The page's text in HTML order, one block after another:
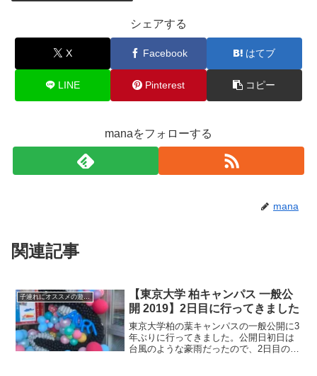
シェアする
X Facebook はてブ
LINE Pinterest コピー
manaをフォローする
mana
関連記事
子連れにオススメの遊び場
【東京大学 柏キャンパス 一般公
開 2019】2日目に行ってきました
東京大学柏の葉キャンパスの一般公開に3
年ぶりに行ってきました。公開日初日は
台風のような豪雨だったので、2日目の土